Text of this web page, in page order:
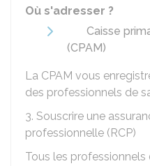
Où s'adresser ?
Caisse
(CPAM)
La CPAM vous
des professionnels de
3. Souscrire une
professionnelle (RCP)
Tous les